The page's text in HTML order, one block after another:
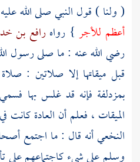
( ولنا ) قول النبي صلى الله
أعظم للأجر } رواهرافع بن
رضي الله عنه : ما صلى رسول
قبل ميقاتها إلا صلاتين :
بمزدلفة فإنه قد غلس بها
الميقات ، فعلم أن العادة
النخعيأنه قال : ما اجتمع
وسلم على شيء كاجتماعهم على